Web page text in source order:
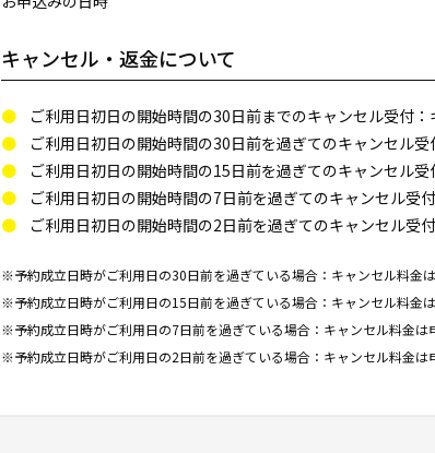
キャンセル・返金について
ご利用日初日の開始時間の30日前までのキャンセル受付
ご利用日初日の開始時間の30日前を過ぎてのキャンセル
ご利用日初日の開始時間の15日前を過ぎてのキャンセル
ご利用日初日の開始時間の7日前を過ぎてのキャンセル受
ご利用日初日の開始時間の2日前を過ぎてのキャンセル受
※予約成立日時がご利用日の30日前を過ぎている場合：キャンセル料金
※予約成立日時がご利用日の15日前を過ぎている場合：キャンセル料金
※予約成立日時がご利用日の7日前を過ぎている場合：キャンセル料金は
※予約成立日時がご利用日の2日前を過ぎている場合：キャンセル料金は